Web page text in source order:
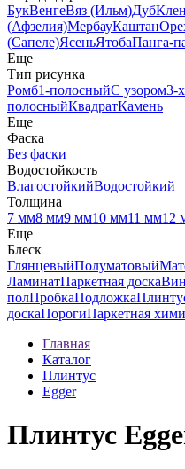
БукВенгеВяз (Ильм)ДубКлен
(Афзелия)МербауКаштан
(Сапеле)ЯсеньЯтобаПанга-
Еще
Тип рисунка
Ромб1-полосныйС узором3-
полосныйКвадратКамень
Еще
Фаска
Без фаски
Водостойкость
ВлагостойкийВодостойкий
Толщина
7 мм8 мм9 мм10 мм11 мм12
Еще
Блеск
ГлянцевыйПолуматовый
ЛаминатПаркетная доска
полПробкаПодложка
доскаПорогиПаркетная
Главная
Каталог
Плинтус
Egger
Плинтус